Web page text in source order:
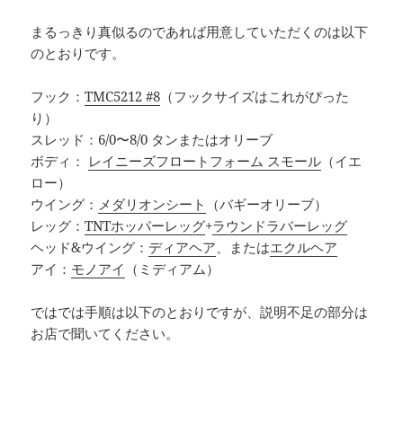
まるっきり真似るのであれば用意していただくのは以下
のとおりです。
フック：TMC5212 #8 （フックサイズはこれがぴった
り）
スレッド：6/0〜8/0 タンまたはオリーブ
ボディ： レイニーズフロートフォーム スモール （イエ
ロー）
ウイング： メダリオンシート （バギーオリーブ）
レッグ：TNTホッパーレッグ+ラウンドラバーレッグ
ヘッド&ウイング： ディアヘア、またはエクルヘア
アイ： モノアイ （ミディアム）
ではでは手順は以下のとおりですが、説明不足の部分は
お店で聞いてください。